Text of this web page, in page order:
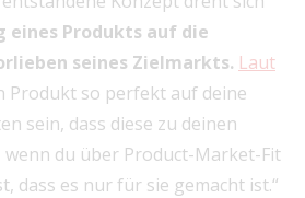
eines Produkts auf die
seines Zielmarkts. Laut
Produkt so perfekt auf deine
sein, dass diese zu deinen
du über Product-Market-Fit
dass es nur für sie gemacht ist.“